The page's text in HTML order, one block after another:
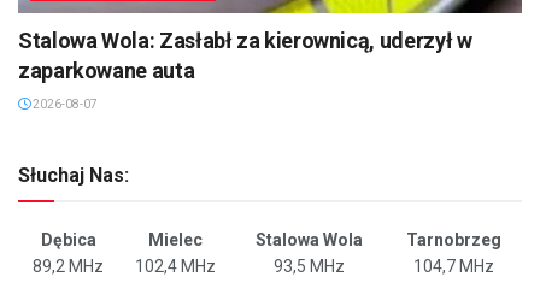
Stalowa Wola: Zasłabł za kierownicą, uderzył w
zaparkowane auta
2026-08-07
Słuchaj Nas:
Dębica Mielec Stalowa Wola
Tarnobrzeg
89,2 MHz
102,4 MHz 93,5 MHz 104,7 MHz